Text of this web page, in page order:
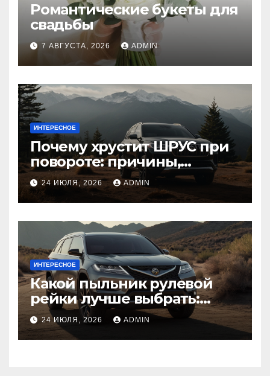
Романтические букеты для
свадьбы
7 АВГУСТА, 2026 ADMIN
ИНТЕРЕСНОЕ
Почему хрустит ШРУС при
повороте: причины,
диагностика
24 ИЮЛЯ, 2026 ADMIN
ИНТЕРЕСНОЕ
Какой пыльник рулевой
рейки лучше выбрать:
оригинальный или аналог,
резина или полиуретан
24 ИЮЛЯ, 2026 ADMIN